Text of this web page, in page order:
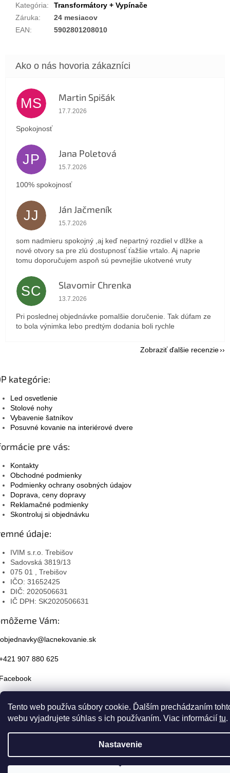
Tento web používa súbory cookie. Ďalším prechádzaním
webu vyjadrujete súhlas s ich používaním. Viac informácií tu.
Nastavenie
Kategória:
Transformátory + Vypínače
Záruka:
24 mesiacov
EAN: 5902801208010
MS Martin Spišák
Hodnotenie obchodu je 5 z 5 hviezdičiek.
17.7.2026
Spokojnosť
JP Jana Poletová
Hodnotenie obchodu je 5 z 5 hviezdičiek.
15.7.2026
100% spokojnosť
JJ Ján Jačmeník
Hodnotenie obchodu je 5 z 5 hviezdičiek.
15.7.2026
som nadmieru spokojný ,aj keď nepartný rozdiel v dlžke a
nové otvory sa pre zlú dostupnosť ťažšie vrtalo. Aj naprie
tomu doporučujem aspoň sú pevnejšie ukotvené vruty
SC Slavomir Chrenka
Hodnotenie obchodu je 5 z 5 hviezdičiek.
13.7.2026
Pri poslednej objednávke pomalšie doručenie. Tak dúfam ze
to bola výnimka lebo predtým dodania boli rychle
Zobraziť ďalšie recenzie
kategórie:
Led osvetlenie
Stolové nohy
Vybavenie šatníkov
Posuvné kovanie na interiérové dvere
pre vás:
Kontakty
Obchodné podmienky
Podmienky ochrany osobných údajov
Doprava, ceny dopravy
Reklamačné podmienky
Skontroluj si objednávku
údaje:
IVIM s.r.o. Trebišov
Sadovská 3819/13
075 01 , Trebišov
IČO: 31652425
DIČ: 2020506631
IČ DPH: SK2020506631
Vám:
objednavky@lacnekovanie.sk
907 880 625